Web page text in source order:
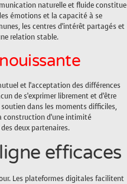
naturelle et fluide constitue
émotions et la capacité à se
les centres d’intérêt partagés et
relation stable.
et l’acceptation des différences
de s’exprimer librement et d’être
dans les moments difficiles,
construction d’une intimité
deux partenaires.
efficaces
Les plateformes digitales facilitent